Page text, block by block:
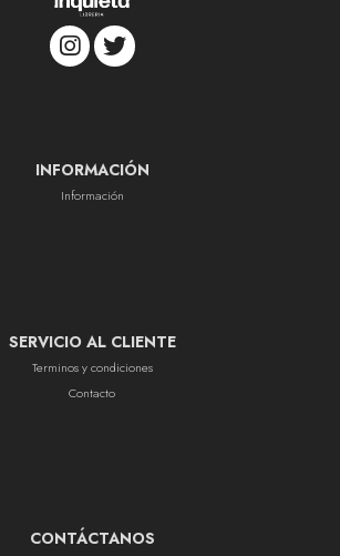
INFORMACIÓN
Información
SERVICIO AL CLIENTE
Terminos y condiciones
Contacto
CONTÁCTANOS